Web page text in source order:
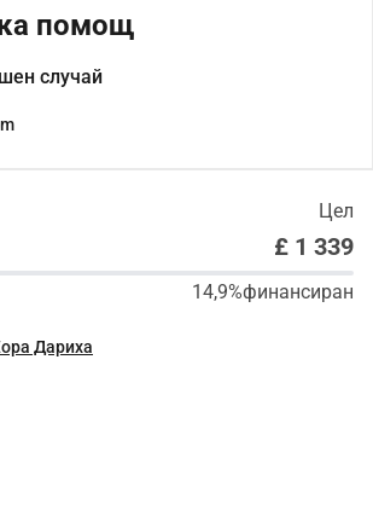
помощ
случай
Цел
£ 1 339
14,9%финансиран
Дариха